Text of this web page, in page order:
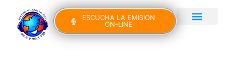
ESCUCHA LA EMISION
ON-LINE